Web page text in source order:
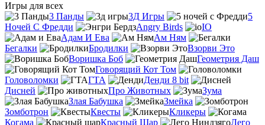
Игры для всех
3 Панды
3Д Игры
5
Ночей С Фредди
Angry Birds
IO
Адам И Ева
Ам Ням
Бегалки
Бродилки
Взорви Это
Воришка Боб
Геометрия Даш
Говорящий Кот Том
Головоломки
ГТА
Денди 8 bit
Дисней
Про Животных
Зума
Злая Бабушка
Змейка
Зомботрон
Квесты
Кликеры
Когама
Красный Шар
Лего